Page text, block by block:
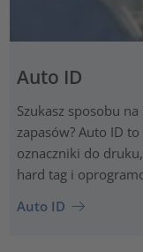
Auto ID
Szukasz sposobu
zapasów? Auto ID
oznaczniki do
hard tag i
Auto ID